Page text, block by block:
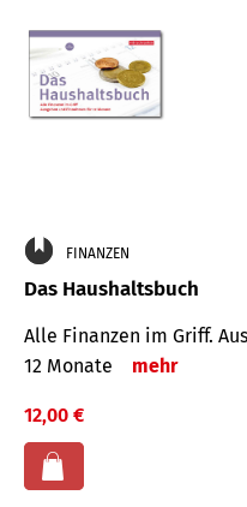
FINANZEN
Das Haushaltsbuch
Alle Finanzen im Griff.
12 Monate
mehr
12,00 €